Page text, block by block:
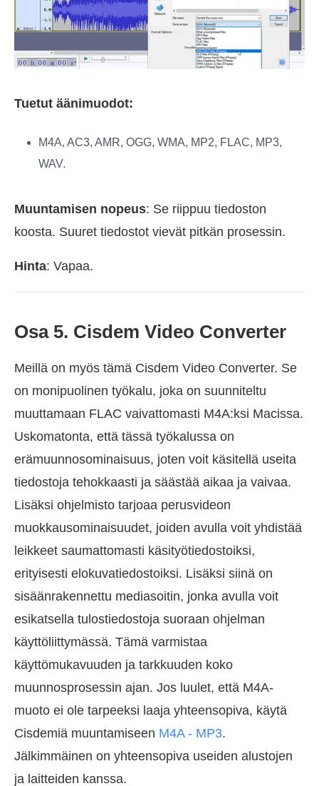
Tuetut äänimuodot:
M4A, AC3, AMR, OGG, WMA, MP2, FLAC, MP3,
WAV.
Muuntamisen nopeus: Se riippuu tiedoston
koosta. Suuret tiedostot vievät pitkän prosessin.
Hinta: Vapaa.
Osa 5. Cisdem Video Converter
Meillä on myös tämä Cisdem Video Converter. Se
on monipuolinen työkalu, joka on suunniteltu
muuttamaan FLAC vaivattomasti M4A:ksi Macissa.
Uskomatonta, että tässä työkalussa on
erämuunnosominaisuus, joten voit käsitellä useita
tiedostoja tehokkaasti ja säästää aikaa ja vaivaa.
Lisäksi ohjelmisto tarjoaa perusvideon
muokkausominaisuudet, joiden avulla voit yhdistää
leikkeet saumattomasti käsityötiedostoiksi,
erityisesti elokuvatiedostoiksi. Lisäksi siinä on
sisäänrakennettu mediasoitin, jonka avulla voit
esikatsella tulostiedostoja suoraan ohjelman
käyttöliittymässä. Tämä varmistaa
käyttömukavuuden ja tarkkuuden koko
muunnosprosessin ajan. Jos luulet, että M4A-
muoto ei ole tarpeeksi laaja yhteensopiva, käytä
Cisdemiä muuntamiseen M4A - MP3.
Jälkimmäinen on yhteensopiva useiden alustojen
ja laitteiden kanssa.